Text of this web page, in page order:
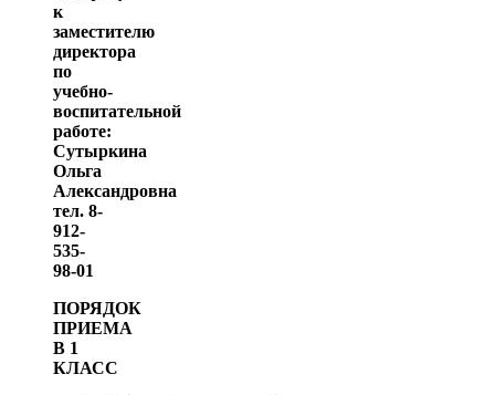
к
заместителю
директора
по
учебно-
воспитательной
работе:
Сутыркина
Ольга
Александровна
тел. 8-
912-
535-
98-01
ПОРЯДОК
ПРИЕМА
В 1
КЛАСС